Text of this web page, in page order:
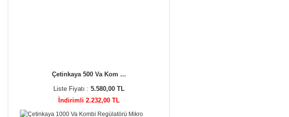
Çetinkaya 500 Va Kom ...
Liste Fiyatı : 5.580,00 TL
İndirimli 2.232,00 TL